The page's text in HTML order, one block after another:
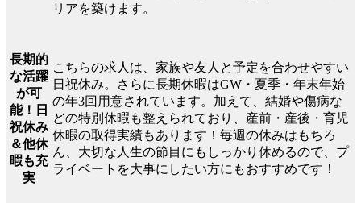
リアを築けます。
長期的
な活躍
が可
能！日
祝休み
＆他休
暇も充
実
こちらの求人は、家族や友人と予定を合わせやすい
日祝休み。さらに長期休暇はGW・夏季・年末年始
の年3回用意されています。加えて、結婚や傷病な
どの特別休暇も整えられており、産前・産後・育児
休暇の取得実績もあります！毎週の休みはもちろ
ん、大切な人生の節目にもしっかり休めるので、プ
ライベートを大事にしたい方にもおすすめです！